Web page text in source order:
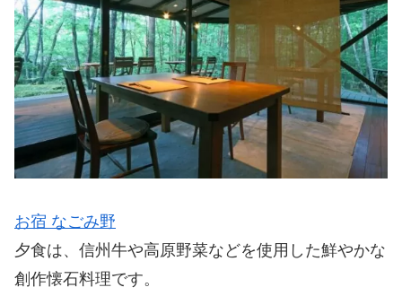
お宿 なごみ野
夕食は、信州牛や高原野菜などを使用した鮮やかな
創作懐石料理です。